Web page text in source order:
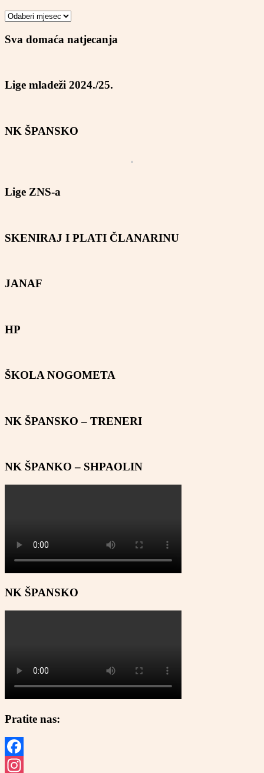
Arhiva
Sva domaća natjecanja
Lige mladeži 2024./25.
NK ŠPANSKO
Lige ZNS-a
SKENIRAJ I PLATI ČLANARINU
JANAF
HP
ŠKOLA NOGOMETA
NK ŠPANSKO – TRENERI
NK ŠPANKO – SHPAOLIN
NK ŠPANSKO
Pratite nas:
Facebook